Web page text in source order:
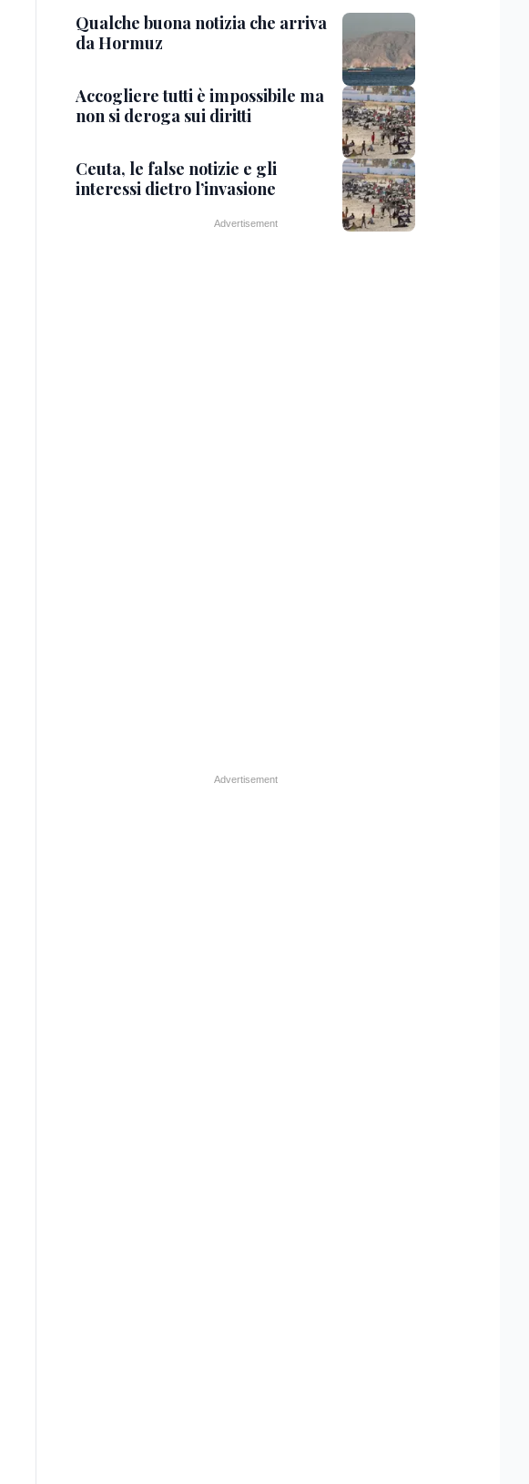
Qualche buona notizia che arriva
da Hormuz
Accogliere tutti è impossibile ma
non si deroga sui diritti
Ceuta, le false notizie e gli
interessi dietro l’invasione